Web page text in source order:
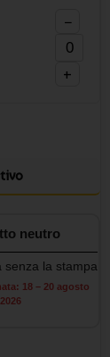
−
+
neutro
senza la stampa
18 – 20 agosto
2026